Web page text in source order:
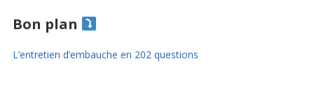
Bon plan
L’entretien d’embauche en 202 questions